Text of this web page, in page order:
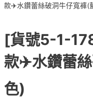
款✈️水鑽蕾絲破洞牛仔寬褲(
[貨號5-1-
款✈️水鑽蕾
色)